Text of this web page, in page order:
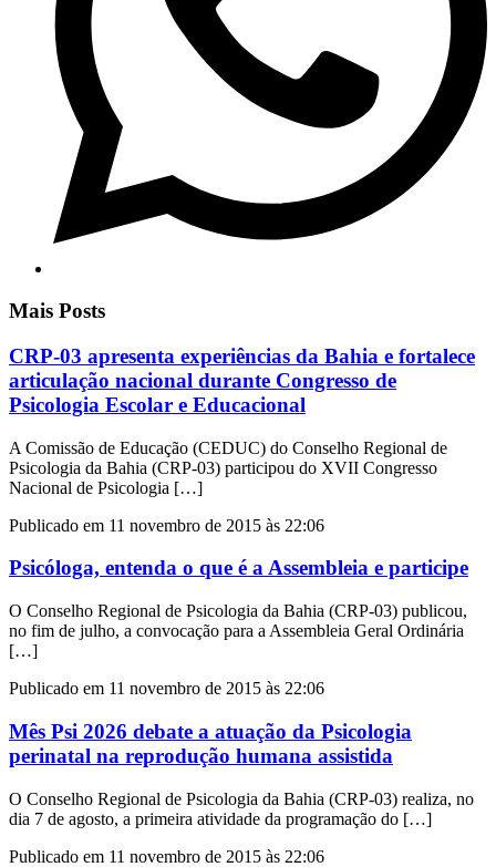
Mais Posts
CRP-03 apresenta experiências da Bahia e fortalece
articulação nacional durante Congresso de
Psicologia Escolar e Educacional
A Comissão de Educação (CEDUC) do Conselho Regional de
Psicologia da Bahia (CRP-03) participou do XVII Congresso
Nacional de Psicologia […]
Publicado em 11 novembro de 2015 às 22:06
Psicóloga, entenda o que é a Assembleia e participe
O Conselho Regional de Psicologia da Bahia (CRP-03) publicou,
no fim de julho, a convocação para a Assembleia Geral Ordinária
[…]
Publicado em 11 novembro de 2015 às 22:06
Mês Psi 2026 debate a atuação da Psicologia
perinatal na reprodução humana assistida
O Conselho Regional de Psicologia da Bahia (CRP-03) realiza, no
dia 7 de agosto, a primeira atividade da programação do […]
Publicado em 11 novembro de 2015 às 22:06